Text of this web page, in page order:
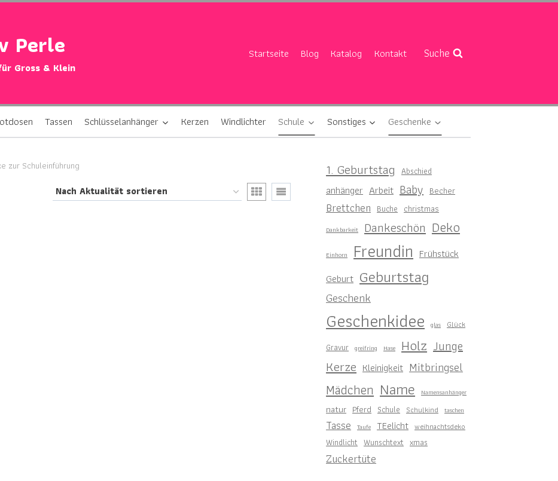
Perle
Gross & Klein
Startseite Blog Katalog Kontakt Suche
Tassen Schlüsselanhänger Kerzen Windlichter Schule Sonstiges Geschenke
zur Schuleinführung 1. Geburtstag Abschied
anhänger Arbeit Baby Becher
Brettchen Buche christmas
Dankbarkeit Dankeschön Deko
Einhorn Freundin Frühstück
Geburt Geburtstag
Geschenk
Geschenkidee glas Glück
Gravur greifring Hase Holz Junge
Kerze Kleinigkeit Mitbringsel
Mädchen Name Namensanhänger
natur Pferd Schule Schulkind taschen
Tasse Taufe TEelicht weihnachtsdeko
Windlicht Wunschtext xmas
Zuckertüte